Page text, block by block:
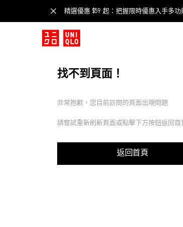
精選優惠 $59 起：把握限時優惠入手多
找不到頁面！
非常抱歉，您目前訪問的頁面出現問題
請嘗試重新刷新頁面或點擊下方按鈕返回首
返回首頁